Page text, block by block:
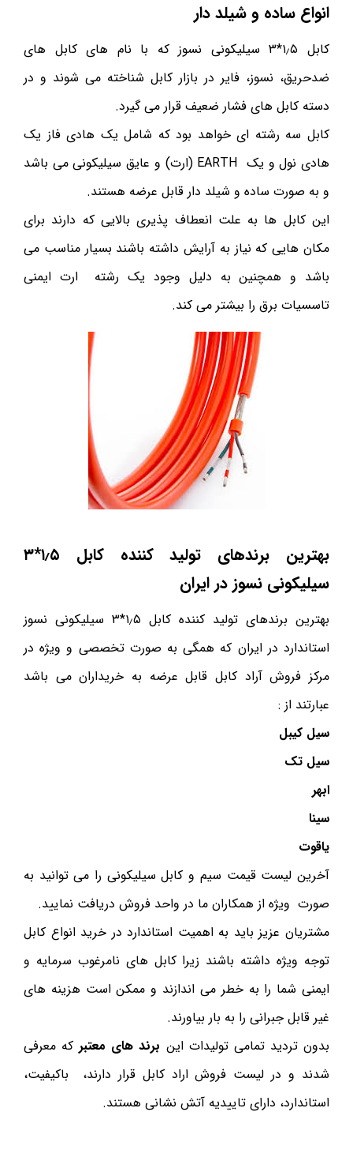
انواع ساده و شیلد دار
کابل ۱٫۵*۳ سیلیکونی نسوز که با نام های کابل های
ضدحریق، نسوز، فایر در بازار کابل شناخته می شوند و در
دسته کابل های فشار ضعیف قرار می گیرد.
کابل سه رشته ای خواهد بود که شامل یک هادی فاز یک
هادی نول و یک EARTH (ارت) و عایق سیلیکونی می باشد
و به صورت ساده و شیلد دار قابل عرضه هستند.
این کابل ها به علت انعطاف پذیری بالایی که دارند برای
مکان هایی که نیاز به آرایش داشته باشند بسیار مناسب می
باشد و همچنین به دلیل وجود یک رشته ارت ایمنی
تاسسیات برق را بیشتر می کند.
بهترین برندهای تولید کننده کابل ۱٫۵*۳
سیلیکونی نسوز در ایران
بهترین برندهای تولید کننده کابل ۱٫۵*۳ سیلیکونی نسوز
استاندارد در ایران که همگی به صورت تخصصی و ویژه در
مرکز فروش آراد کابل قابل عرضه به خریداران می باشد
عبارتند از :
سیل کیبل
سیل تک
ابهر
سینا
یاقوت
آخرین لیست قیمت سیم و کابل سیلیکونی را می توانید به
صورت ویژه از همکاران ما در واحد فروش دریافت نمایید.
مشتریان عزیز باید به اهمیت استاندارد در خرید انواع کابل
توجه ویژه داشته باشند زیرا کابل های نامرغوب سرمایه و
ایمنی شما را به خطر می اندازند و ممکن است هزینه های
غیر قابل جبرانی را به بار بیاورند.
بدون تردید تمامی تولیدات این برند های معتبرکه معرفی
شدند و در لیست فروش اراد کابل قرار دارند، باکیفیت،
استاندارد، دارای تاییدیه آتش نشانی هستند.